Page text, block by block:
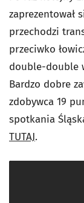
zaprezentował
przechodzi
przeciwko
double-double
Bardzo dobre
zdobywca 19
spotkania
TUTAJ.